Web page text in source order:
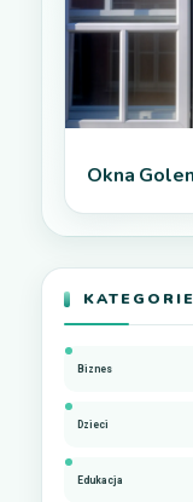
Okna
KATEGORIE
Biznes
Dzieci
Edukacja